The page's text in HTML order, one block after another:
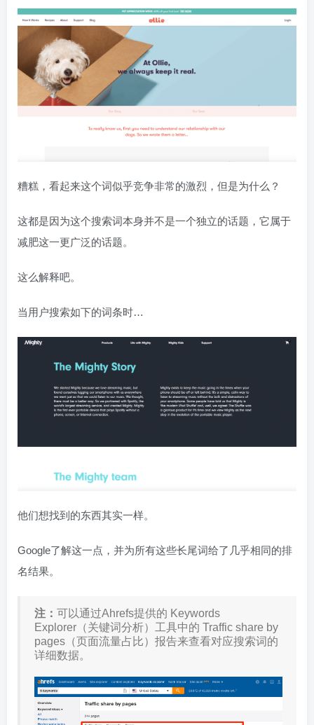
糟糕，看起来这个词似乎竞争非常的激烈，但是为什么？
这都是因为这个搜索词本身并不是一个独立的话题，它属于
减肥这一更广泛的话题。
这么解释吧。
当用户搜索如下的词条时…
他们想找到的东西其实一样。
Google了解这一点，并为所有这些长尾词给了几乎相同的排
名结果。
注： 可以通过Ahrefs提供的 Keywords
Explorer（关键词分析）工具中的 Traffic share by
pages（页面流量占比）报告来查看对应搜索词的
详细数据。